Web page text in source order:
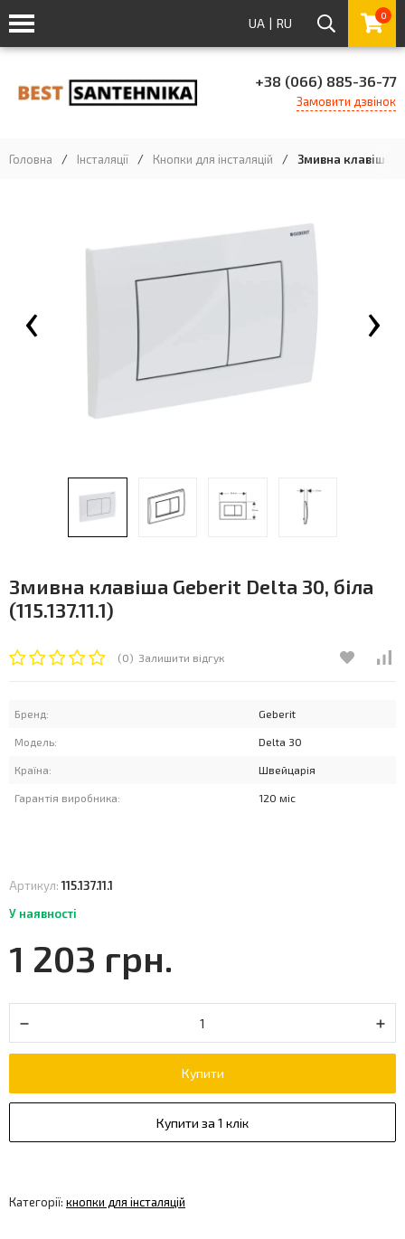
UA | RU 0
+38 (066) 885-36-77
Замовити дзвінок
Головна / Інсталяції / Кнопки для інсталяцій / Змивна клавіша
‹ ›
Змивна клавіша Geberit Delta 30, біла
(115.137.11.1)
(0) Залишити відгук
Бренд: Geberit
Модель: Delta 30
Країна: Швейцарія
Гарантія виробника: 120 міс
Артикул:115.137.11.1
У наявності
1 203 грн.
Купити
Купити за 1 клік
Категорії: кнопки для інсталяцій